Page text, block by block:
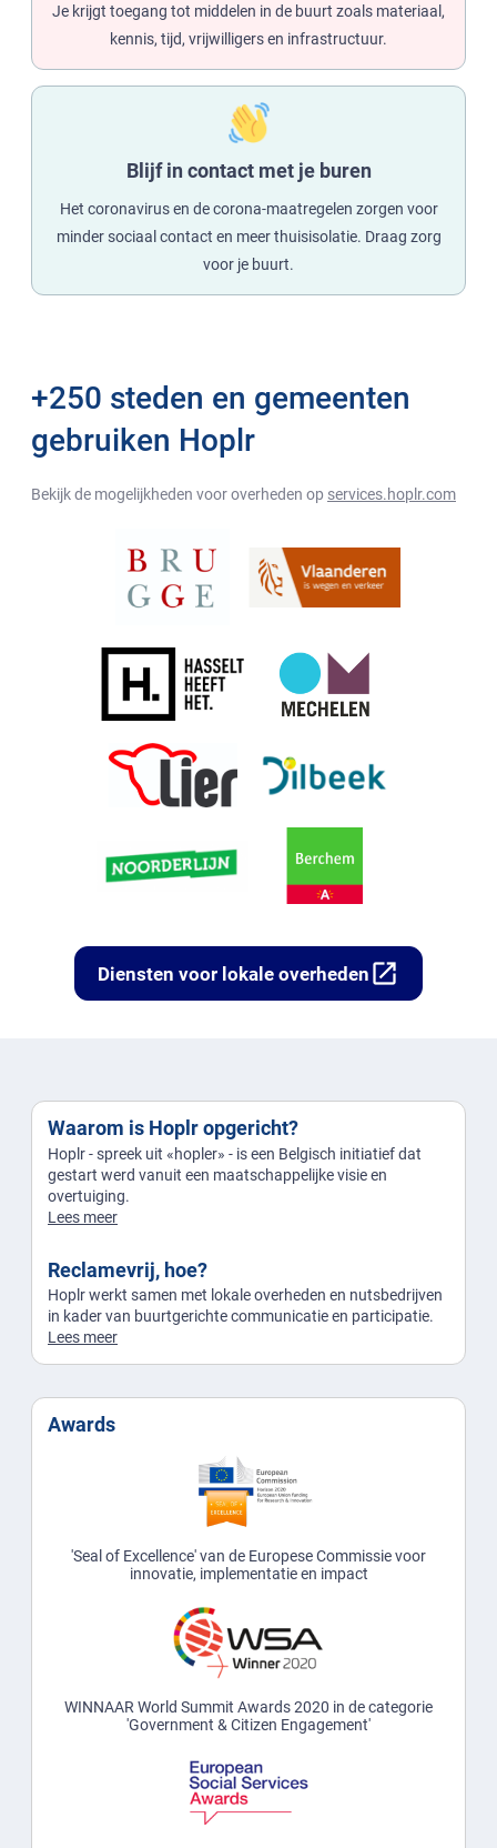
Je krijgt toegang tot middelen in de buurt zoals materiaal,
kennis, tijd, vrijwilligers en infrastructuur.
Blijf in contact met je buren
Het coronavirus en de corona-maatregelen zorgen voor
minder sociaal contact en meer thuisisolatie. Draag zorg
voor je buurt.
+250 steden en gemeenten
gebruiken Hoplr
Bekijk de mogelijkheden voor overheden op services.hoplr.com
Diensten voor lokale overheden open_in_new
Waarom is Hoplr opgericht?
Hoplr - spreek uit «hopler» - is een Belgisch initiatief dat
gestart werd vanuit een maatschappelijke visie en
overtuiging.
Lees meer
Reclamevrij, hoe?
Hoplr werkt samen met lokale overheden en nutsbedrijven
in kader van buurtgerichte communicatie en participatie.
Lees meer
Awards
'Seal of Excellence' van de Europese Commissie voor
innovatie, implementatie en impact
WINNAAR World Summit Awards 2020 in de categorie
'Government & Citizen Engagement'